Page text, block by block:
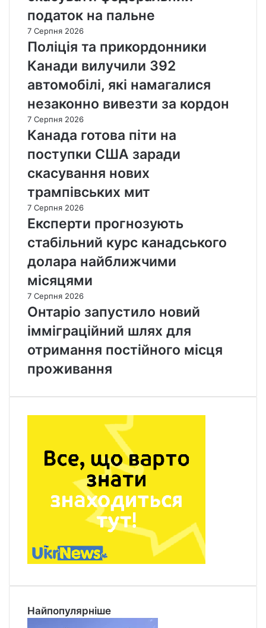
податок на пальне
7 Серпня 2026
Поліція та прикордонники
Канади вилучили 392
автомобілі, які намагалися
незаконно вивезти за кордон
7 Серпня 2026
Канада готова піти на
поступки США заради
скасування нових
трампівських мит
7 Серпня 2026
Експерти прогнозують
стабільний курс канадського
долара найближчими
місяцями
7 Серпня 2026
Онтаріо запустило новий
імміграційний шлях для
отримання постійного місця
проживання
Найпопулярніше